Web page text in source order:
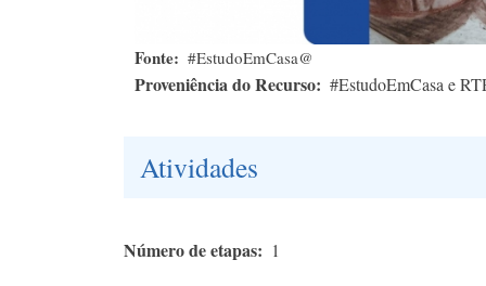
Fonte #EstudoEmCasa@
Proveniência do Recurso #EstudoEmCasa e
Atividades
Número de etapas 1